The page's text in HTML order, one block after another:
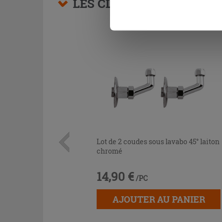
LES CLIENTS AYANT
Lot de 2 coudes sous lavabo 45° laiton
chromé
14,90 € /PC
AJOUTER AU PANIER